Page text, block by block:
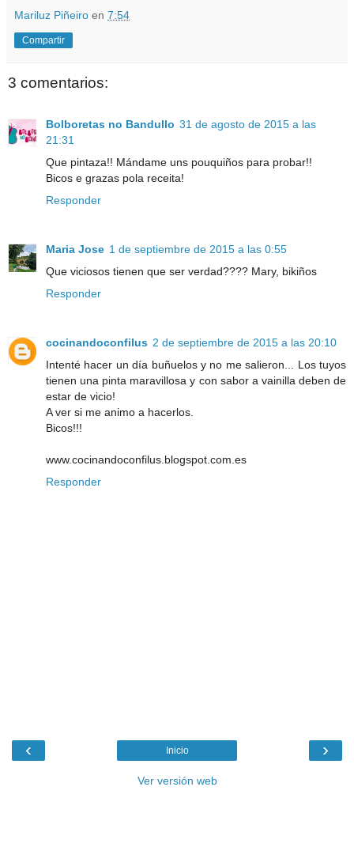
Mariluz Piñeiro en 7:54
Compartir
3 comentarios:
Bolboretas no Bandullo 31 de agosto de 2015 a las
21:31
Que pintaza!! Mándame uns pouquiños para probar!!
Bicos e grazas pola receita!
Responder
Maria Jose 1 de septiembre de 2015 a las 0:55
Que viciosos tienen que ser verdad???? Mary, bikiños
Responder
cocinandoconfilus 2 de septiembre de 2015 a las 20:10
Intenté hacer un día buñuelos y no me salieron... Los tuyos
tienen una pinta maravillosa y con sabor a vainilla deben de
estar de vicio!
A ver si me animo a hacerlos.
Bicos!!!
www.cocinandoconfilus.blogspot.com.es
Responder
‹ ›
Inicio
Ver versión web